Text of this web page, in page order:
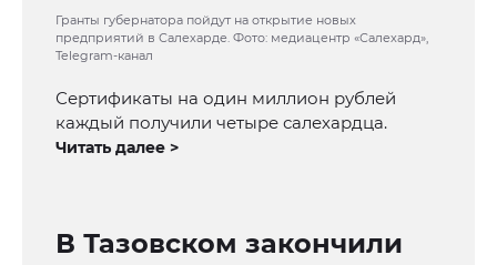
Гранты губернатора пойдут на открытие новых
предприятий в Салехарде. Фото: медиацентр «Салехард»,
Telegram-канал
Сертификаты на один миллион рублей
каждый получили четыре салехардца.
Читать далее >
В Тазовском закончили